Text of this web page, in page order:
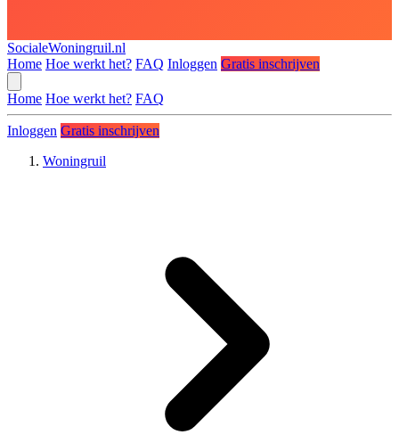
SocialeWoningruil.nl
Home Hoe werkt het? FAQ Inloggen Gratis inschrijven
Home Hoe werkt het? FAQ
Inloggen Gratis inschrijven
Woningruil